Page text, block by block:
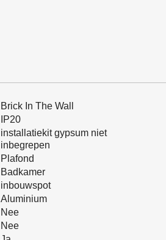
Brick In The Wall
IP20
installatiekit gypsum niet
inbegrepen
Plafond
Badkamer
inbouwspot
Aluminium
Nee
Nee